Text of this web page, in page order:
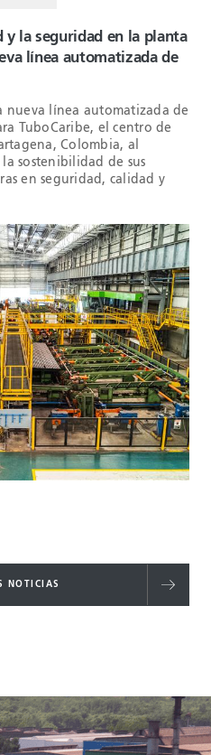
y la seguridad en la planta
línea automatizada de
nueva línea automatizada de
TuboCaribe, el centro de
Colombia, al
sostenibilidad de sus
en seguridad, calidad y
NOTICIAS